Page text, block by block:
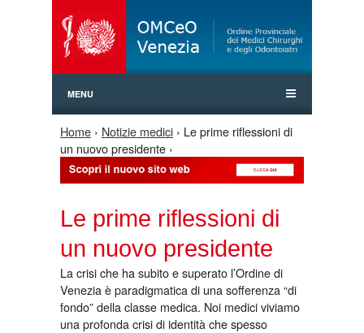
MENU
Tu sei qui
Home › Notizie medici › Le prime riflessioni di
un nuovo presidente ›
Le prime riflessioni di
un nuovo presidente
La crisi che ha subito e superato l’Ordine di
Venezia è paradigmatica di una sofferenza “di
fondo” della classe medica. Noi medici viviamo
una profonda crisi di identità che spesso